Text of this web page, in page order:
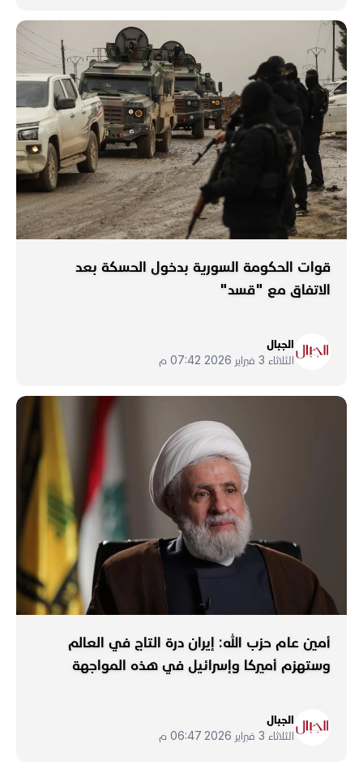
قوات الحكومة السورية بدخول الحسكة بعد
الاتفاق مع "قسد"
الجبال
الثلاثاء 3 فبراير 2026 07:42 م
أمين عام حزب الله: إيران درة التاج في العالم
وستهزم أميركا وإسرائيل في هذه المواجهة
الجبال
الثلاثاء 3 فبراير 2026 06:47 م